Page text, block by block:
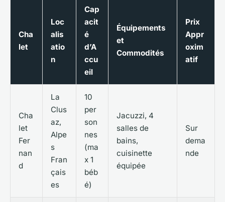
Cha
let
Loc
alis
atio
n
Cap
acit
é
d’A
ccu
eil
Équipements
et
Commodités
Prix
Appr
oxim
atif
Cha
let
Fer
nan
d
La
Clus
az,
Alpe
s
Fran
çais
es
10
per
son
nes
(ma
x 1
béb
é)
Jacuzzi, 4
salles de
bains,
cuisinette
équipée
Sur
dema
nde